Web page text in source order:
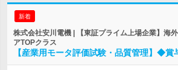
新着
株式会社安川電機 | 【東証プライム上場企業】海
アTOPクラス
【産業用モータ評価試験・品質管理】◆